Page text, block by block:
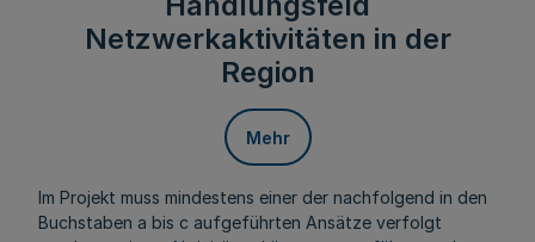
Netzwerkaktivitäten in der
Region
Mehr
Im Projekt muss mindestens einer der nachfolgend in den
Buchstaben a bis c aufgeführten Ansätze verfolgt